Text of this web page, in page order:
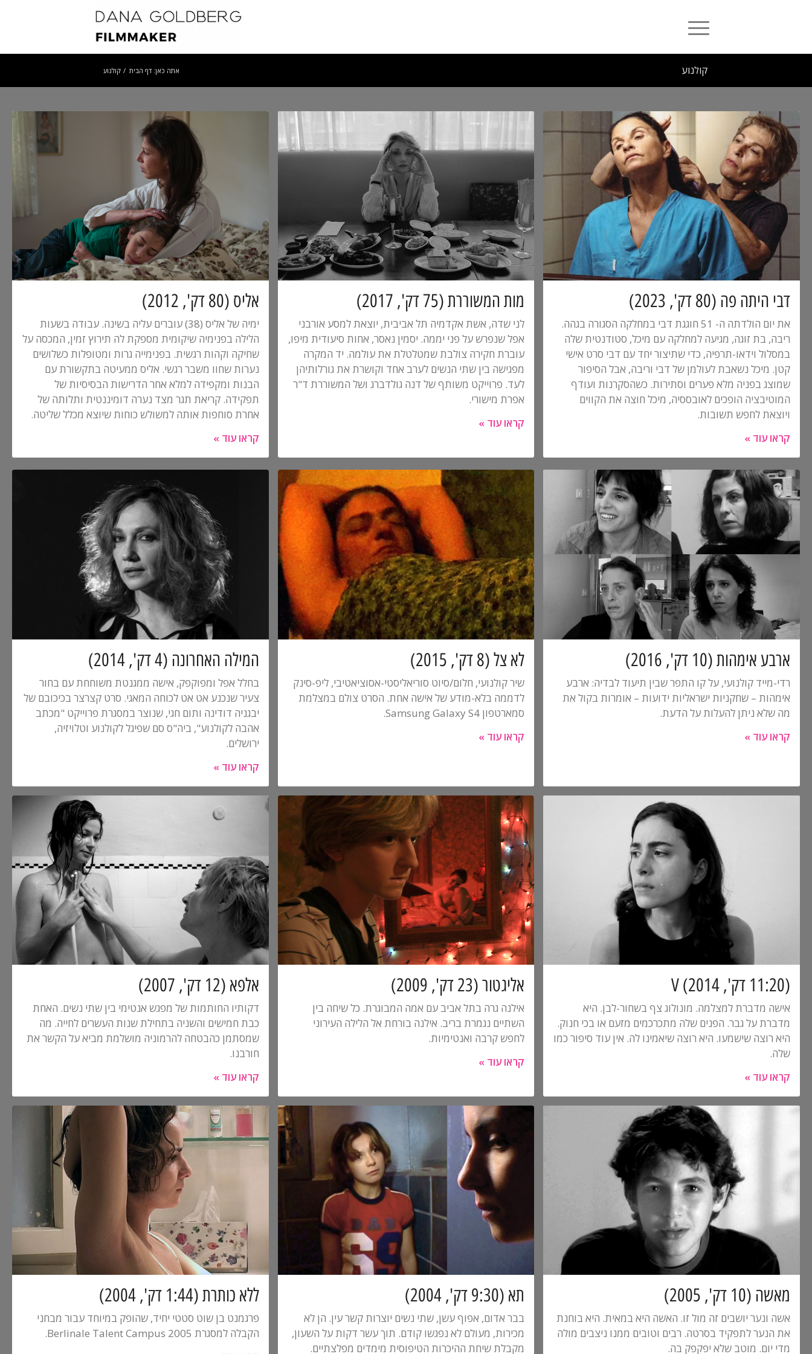
קולנוע אתה כאן: דף הבית / קולנוע
דבי היתה פה (80 דק', 2023)
את יום הולדתה ה- 51 חוגגת דבי במחלקה הסגורה בגהה.
ריבה, בת זוגה, מגיעה למחלקה עם מיכל, סטודנטית שלה
במסלול וידאו-תרפיה, כדי שתיצור יחד עם דבי סרט אישי
קטן. מיכל נשאבת לעולמן של דבי וריבה, אבל הסיפור
שמוצג בפניה מלא פערים וסתירות. כשהסקרנות ועודף
המוטיבציה הופכים לאובססיה, מיכל חוצה את הקווים
ויוצאת לחפש תשובות.
קראו עוד »
מות המשוררת (75 דק', 2017)
לני שדה, אשת אקדמיה תל אביבית, יוצאת למסע אורבני
אפל שנפרש על פני יממה. יסמין נאסר, אחות סיעודית מיפו,
עוברת חקירה צולבת שמטלטלת את עולמה. יד המקרה
מפגישה בין שתי הנשים לערב אחד וקושרת את גורלותיהן
לעד. פרוייקט משותף של דנה גולדברג ושל המשוררת ד"ר
אפרת מישורי.
קראו עוד »
אליס (80 דק', 2012)
ימיה של אליס (38) עוברים עליה בשינה. עבודה בשעות
הלילה בפנימיה שיקומית מספקת לה תירוץ זמין, המכסה על
שחיקה וקהות רגשית. בפנימייה גרות ומטופלות כשלושים
נערות שחוו משבר רגשי. אליס ממעיטה בתקשורת עם
הבנות ומקפידה למלא אחר הדרישות הבסיסיות של
תפקידה. קריאת תגר מצד נערה דומיננטית ותלותה של
אחרת סוחפות אותה למשולש כוחות שיוצא מכלל שליטה.
קראו עוד »
ארבע אימהות (10 דק', 2016)
רדי-מייד קולנועי, על קו התפר שבין תיעוד לבדיה: ארבע
אימהות – שחקניות ישראליות ידועות – אומרות בקול את
מה שלא ניתן להעלות על הדעת.
קראו עוד »
לא צל (8 דק', 2015)
שיר קולנועי, חלום/סיוט סוריאליסטי-אסוציאטיבי, ליפ-סינק
לדממה בלא-מודע של אישה אחת. הסרט צולם במצלמת
סמארטפון Samsung Galaxy S4.
קראו עוד »
המילה האחרונה (4 דק', 2014)
בחלל אפל ומפוקפק, אישה ממגנטת משוחחת עם בחור
צעיר שנכנע אט אט לכוחה המאגי. סרט קצרצר בכיכובם של
יבגניה דודינה ותום חגי, שנוצר במסגרת פרוייקט "מכתב
אהבה לקולנוע", ביה"ס סם שפיגל לקולנוע וטלויזיה,
ירושלים.
קראו עוד »
(11:20 דק', 2014) V
אישה מדברת למצלמה. מונולוג צף בשחור-לבן. היא
מדברת על גבר. הפנים שלה מתכרכמים מזעם או בכי חנוק.
היא רוצה שישמעו. היא רוצה שיאמינו לה. אין עוד סיפור כמו
שלה.
קראו עוד »
אליגטור (23 דק', 2009)
אילנה גרה בתל אביב עם אמה המבוגרת. כל שיחה בין
השתיים נגמרת בריב. אילנה בורחת אל הלילה העירוני
לחפש קרבה ואנטימיות.
קראו עוד »
אלפא (12 דק', 2007)
דקותיו החותמות של מפגש אנטימי בין שתי נשים. האחת
כבת חמישים והשניה בתחילת שנות העשרים לחייה. מה
שמסתמן כהבטחה להרמוניה מושלמת מביא על הקשר את
חורבנו.
קראו עוד »
מאשה (10 דק', 2005)
אשה ונער יושבים זה מול זו. האשה היא במאית. היא בוחנת
את הנער לתפקיד בסרטה. רבים וטובים ממנו ניצבים מולה
מדי יום. מוטב שלא יפקפק בה.
תא (9:30 דק', 2004)
בבר אדום, אפוף עשן, שתי נשים יוצרות קשר עין. הן לא
מכירות, מעולם לא נפגשו קודם. תוך עשר דקות על השעון,
מקבלת שיחת ההיכרות הטיפוסית מימדים מפלצתיים.
ללא כותרת (1:44 דק', 2004)
פרגמנט בן שוט סטטי יחיד, שהופק במיוחד עבור מבחני
הקבלה למסגרת Berlinale Talent Campus 2005.